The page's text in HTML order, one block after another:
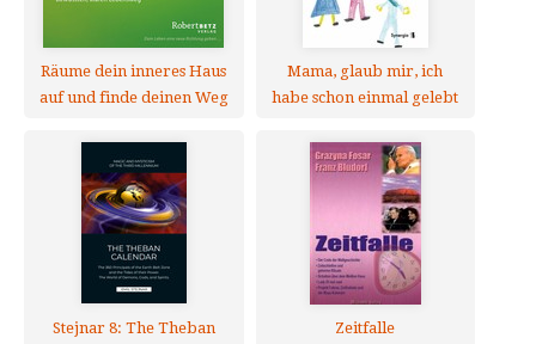
Räume dein inneres Haus
auf und finde deinen Weg
Mama, glaub mir, ich
habe schon einmal gelebt
Stejnar 8: The Theban
Zeitfalle